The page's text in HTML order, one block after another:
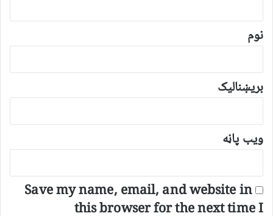
*
نوم
بریښنالیک
ویب پاڼه
Save my name, email, and website in
this browser for the next time I